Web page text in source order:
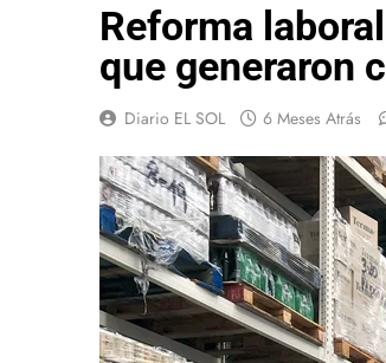
Reforma
que generaron
Diario EL SOL 6 Meses Atrás